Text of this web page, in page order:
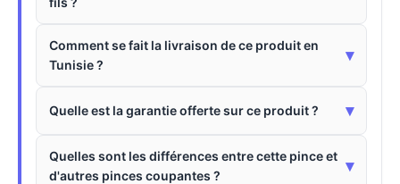
Comment se fait la livraison de ce produit en
Tunisie ?
▾
Quelle est la garantie offerte sur ce produit ? ▾
Quelles sont les différences entre cette pince et
d'autres pinces coupantes ?
▾